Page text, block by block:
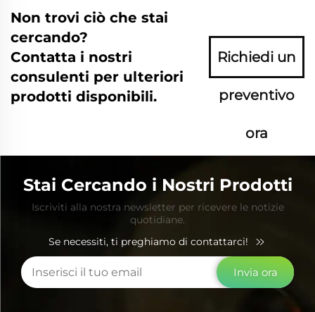
Non trovi ciò che stai
cercando?
Contatta i nostri
consulenti per ulteriori
prodotti disponibili.
Richiedi un
preventivo
ora
Stai Cercando i Nostri Prodotti
Iscriviti alla nostra newsletter per ricevere le notizie
quotidiane.
Se necessiti, ti preghiamo di contattarci!
Invia ora